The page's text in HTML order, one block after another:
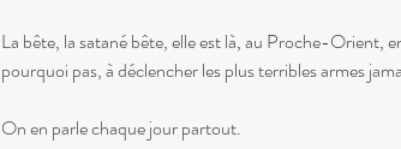
La bête, la satané bête, elle est là, au Proche-Orient,
pourquoi pas, à déclencher les plus terribles armes
On en parle chaque jour partout.